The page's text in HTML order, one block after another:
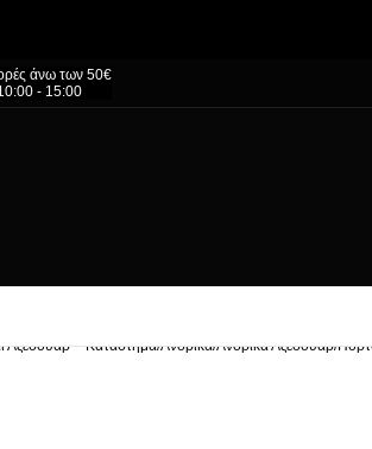
άνω των 50€
- 15:00
Αξεσουάρ – Κατάστημα/Ανδρικά/Ανδρικά Αξεσουάρ/